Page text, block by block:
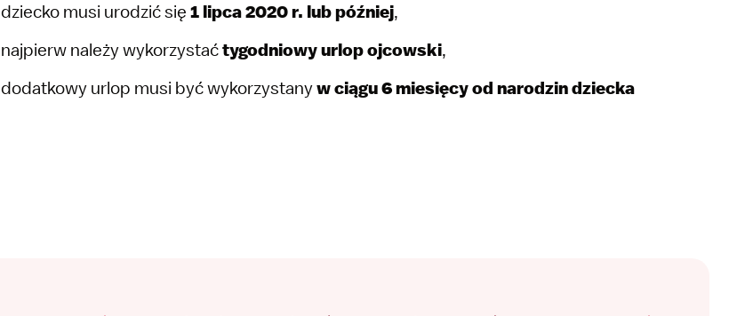
dziecko musi urodzić się 1 lipca 2020 r. lub później,
najpierw należy wykorzystaćtygodniowy urlop ojcowski,
dodatkowy urlop musi być wykorzystanyw ciągu 6 miesięcy od narodzin dziecka